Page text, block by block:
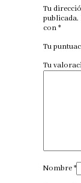
Tu
publicada.
con*
Tu
Tu
Nombre*